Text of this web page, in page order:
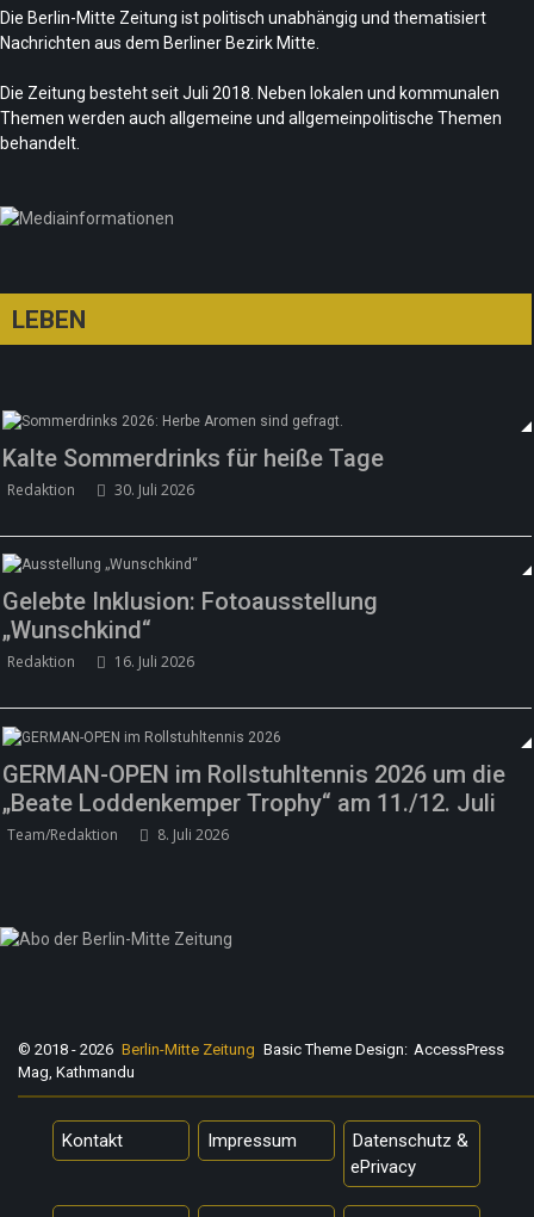
Die Berlin-Mitte Zeitung ist politisch unabhängig und thematisiert
Nachrichten aus dem Berliner Bezirk Mitte.
Die Zeitung besteht seit Juli 2018. Neben lokalen und kommunalen
Themen werden auch allgemeine und allgemeinpolitische Themen
behandelt.
LEBEN
Kalte Sommerdrinks für heiße Tage
Redaktion 30. Juli 2026
Gelebte Inklusion: Fotoausstellung
„Wunschkind“
Redaktion 16. Juli 2026
GERMAN-OPEN im Rollstuhltennis 2026 um die
„Beate Loddenkemper Trophy“ am 11./12. Juli
Team/Redaktion 8. Juli 2026
© 2018 - 2026 Berlin-Mitte Zeitung Basic Theme Design: AccessPress
Mag, Kathmandu
Kontakt Impressum
Datenschutz &
ePrivacy